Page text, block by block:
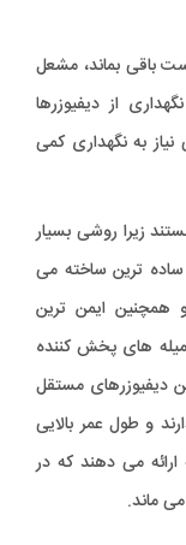
باقی بماند، مشعل
از دیفیوزرها
به نگهداری کمی
زیرا روشی بسیار
ساده ترین ساخته می
همچنین ایمن ترین
های پخش کننده
دیفیوزرهای مستقل
و طول عمر بالایی
ارائه می دهند که در
ماند.